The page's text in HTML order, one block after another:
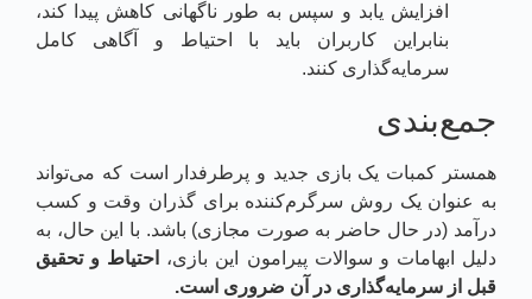
افزایش یابد و سپس به طور ناگهانی کاهش پیدا کند،
بنابراین کاربران باید با احتیاط و آگاهی کامل
سرمایه‌گذاری کنند.
جمع‌بندی
همستر کمبات یک بازی جدید و پرطرفدار است که می‌تواند
به عنوان یک روش سرگرم‌کننده برای گذران وقت و کسب
درآمد (در حال حاضر به صورت مجازی) باشد. با این حال، به
دلیل ابهامات و سوالات پیرامون این بازی،احتیاط و تحقیق
قبل از سرمایه‌گذاری در آن ضروری است.